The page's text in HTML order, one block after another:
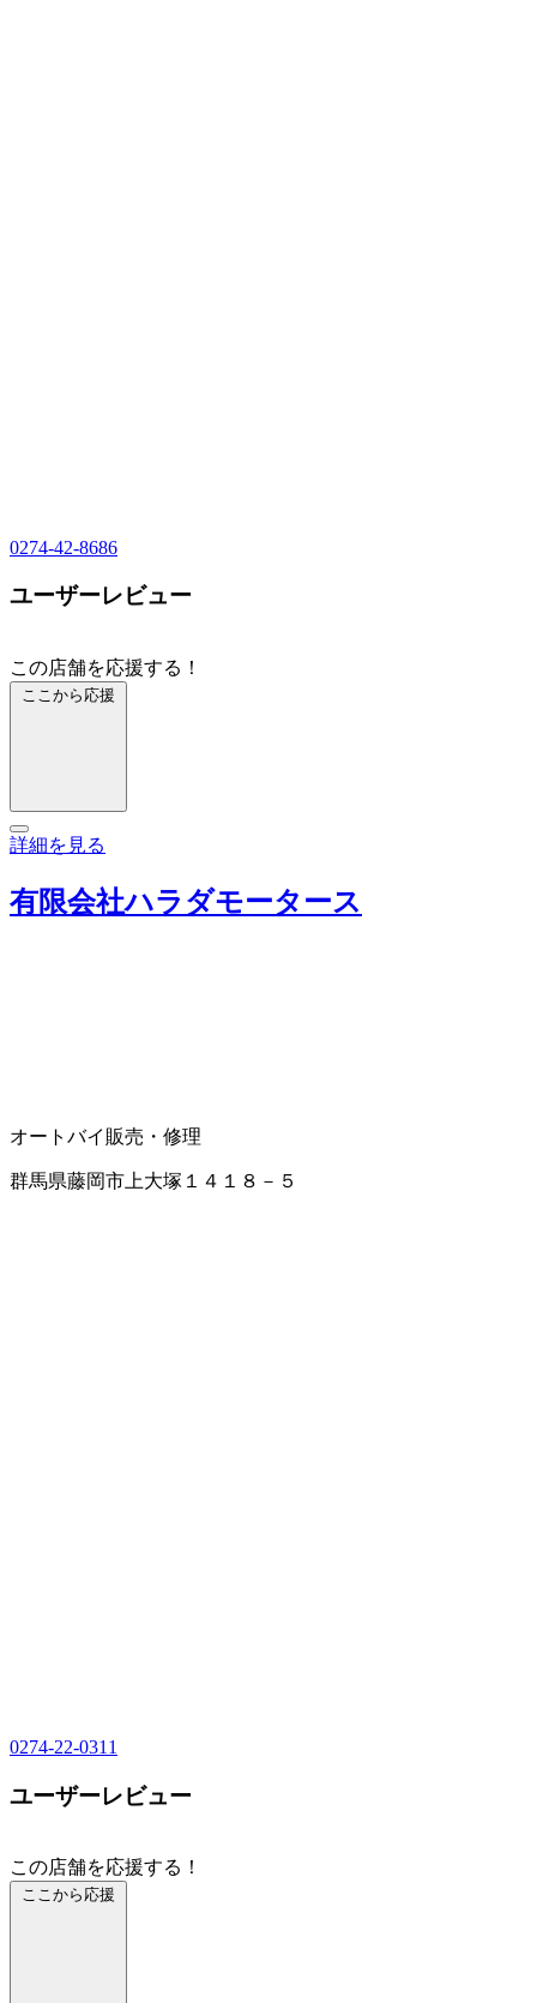
0274-42-8686
ユーザーレビュー
この店舗を応援する！
ここから応援
詳細を見る
有限会社ハラダモータース
オートバイ販売・修理
群馬県藤岡市上大塚１４１８－５
0274-22-0311
ユーザーレビュー
この店舗を応援する！
ここから応援